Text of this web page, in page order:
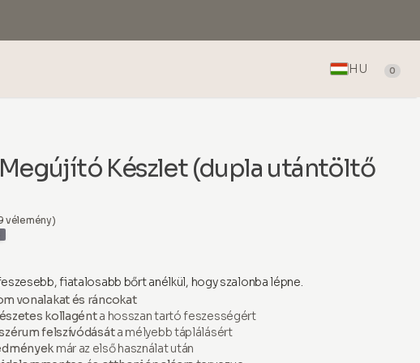
HU 0
Készlet (dupla utántöltő
vélemény)
fiatalosabb bőrt anélkül, hogy szalonba lépne.
vonalakat és ráncokat
kollagénta hosszan tartó feszességért
felszívódásáta mélyebb táplálásért
már az első használat után